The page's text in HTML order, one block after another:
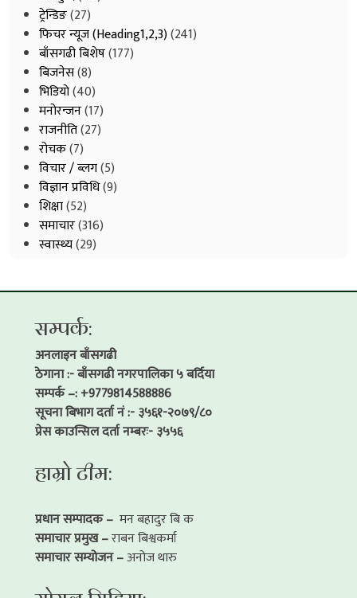
ट्रेन्डिङ(27)
फिचर न्यूज (Heading1,2,3)(241)
बाँसगढी बिशेष(177)
बिजनेस(8)
भिडियाे(40)
मनोरन्जन(17)
राजनीति(27)
रोचक(7)
विचार / ब्लग(5)
विज्ञान प्रविधि(9)
शिक्षा(52)
समाचार(316)
स्वास्थ्य(29)
सम्पर्क:
अनलाइन बाँसगढी
ठेगाना :- बाँसगढी नगरपालिका ५ बर्दिया
सम्पर्क –: +9779814588886
सूचना बिभाग दर्ता नं :- ३५६१-२०७९/८०
प्रेस काउन्सिल दर्ता नम्बरः- ३५५६
हाम्रो टीम:
प्रधान सम्पादक – मन बहादुर बि क
समाचार प्रमुख –राबन बिश्वकर्मा
समाचार सम्योजन –अनोज थारु